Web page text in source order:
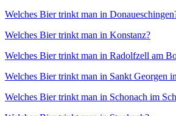
Welches Bier trinkt man in
Welches Bier trinkt man in Konstanz?
Welches Bier trinkt man in Radolfzell am
Welches Bier trinkt man in Sankt Georgen
Welches Bier trinkt man in Schonach im